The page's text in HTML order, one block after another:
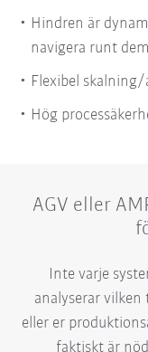
Hindren är
navigera runt dem
Flexibel
Hög
AGV eller
Inte varje
analyserar vilken
eller er
faktiskt är